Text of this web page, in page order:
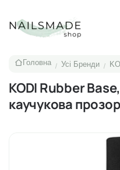
Головна / Усі Бренди /
KODI Rubber
каучукова